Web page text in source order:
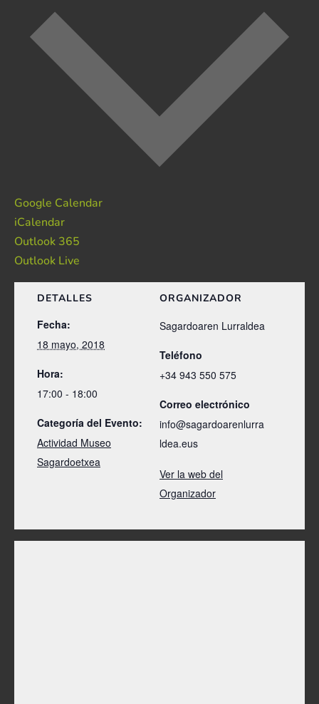
Google Calendar
iCalendar
Outlook 365
Outlook Live
DETALLES
Fecha:
18 mayo, 2018
Hora:
17:00 - 18:00
Categoría del Evento:
Actividad Museo
Sagardoetxea
ORGANIZADOR
Sagardoaren Lurraldea
Teléfono
+34 943 550 575
Correo electrónico
info@sagardoarenlurra
ldea.eus
Ver la web del
Organizador